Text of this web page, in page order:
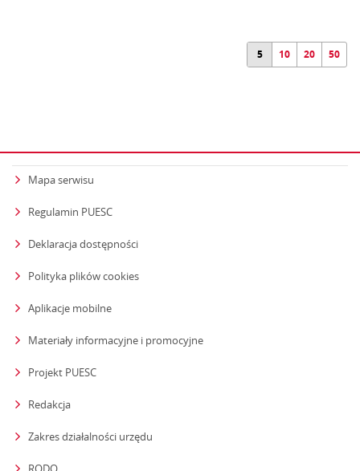
5 10 20 50
Mapa serwisu
Regulamin PUESC
Deklaracja dostępności
Polityka plików cookies
Aplikacje mobilne
Materiały informacyjne i promocyjne
Projekt PUESC
Redakcja
Zakres działalności urzędu